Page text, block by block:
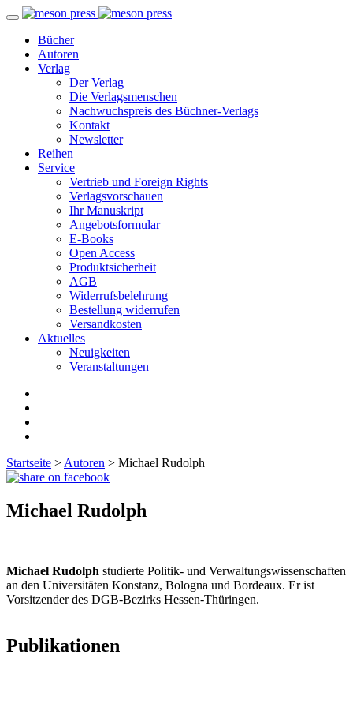
Bücher
Autoren
Verlag
Der Verlag
Die Verlagsmenschen
Nachwuchspreis des Büchner-Verlags
Kontakt
Newsletter
Reihen
Service
Vertrieb und Foreign Rights
Verlagsvorschauen
Ihr Manuskript
Angebotsformular
E-Books
Open Access
Produktsicherheit
AGB
Widerrufsbelehrung
Bestellung widerrufen
Versandkosten
Aktuelles
Neuigkeiten
Veranstaltungen
Startseite > Autoren > Michael Rudolph
Michael Rudolph
Michael Rudolph studierte Politik- und Verwaltungswissenschaften
an den Universitäten Konstanz, Bologna und Bordeaux. Er ist
Vorsitzender des DGB-Bezirks Hessen-Thüringen.
Publikationen